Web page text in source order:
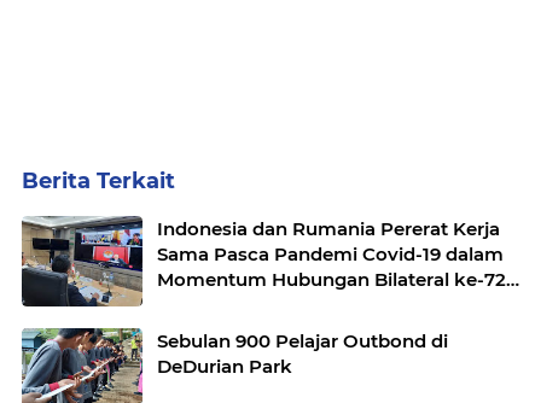
Berita Terkait
Indonesia dan Rumania Pererat Kerja
Sama Pasca Pandemi Covid-19 dalam
Momentum Hubungan Bilateral ke-72
Sebulan 900 Pelajar Outbond di
DeDurian Park